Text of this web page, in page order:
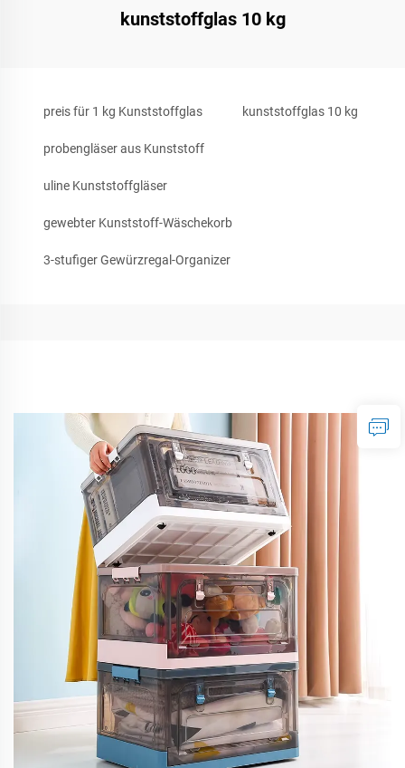
kunststoffglas 10 kg
preis für 1 kg Kunststoffglas kunststoffglas 10 kg
probengläser aus Kunststoff
uline Kunststoffgläser
gewebter Kunststoff-Wäschekorb
3-stufiger Gewürzregal-Organizer